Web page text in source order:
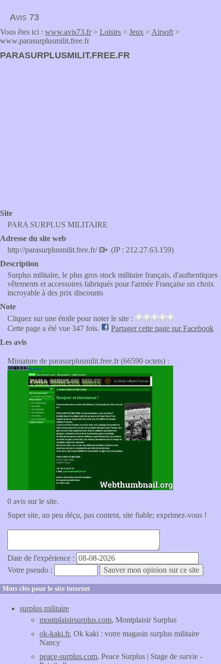
Avis 73
Vous êtes ici : www.avis73.fr> Loisirs > Jeux > Airsoft >
www.parasurplusmilit.free.fr
PARASURPLUSMILIT.FREE.FR
Site
PARA SURPLUS MILITAIRE
Adresse du site web
http://parasurplusmilit.free.fr/
(IP : 212.27.63.159)
Description
Surplus militaire, le plus gros stock militaire français, d'authentiques
vêtements et accessoires fabriqués pour l'armée Française un choix
incroyable à des prix discounts
Note
Cliquez sur une étoile pour noter le site :
Cette page a été vue 347 fois.
Partager cette page sur Facebook
Les avis
Miniature de parasurplusmilit.free.fr (66590 octets) :
0 avis sur le site.
Super site, un peu déçu, pas content, site fiable; exprimez-vous !
Date de l'expérience :
Votre pseudo :
Mots clés pour le site internet
surplus militaire
montplaisirsurplus.com, Montplaisir Surplus
ok-kaki.fr, Ok kaki : votre magasin surplus militaire
Nancy
peace-surplus.com, Peace Surplus | Stage de survie -